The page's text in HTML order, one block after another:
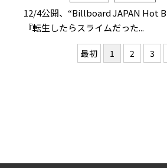
12/4公開、“Billboard JAPAN Hot
『転生したらスライムだった...
最初 1 2 3